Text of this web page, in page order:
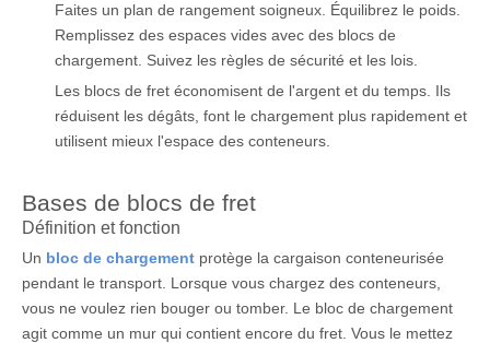
Faites un plan de rangement soigneux. Équilibrez le poids.
Remplissez des espaces vides avec des blocs de
chargement. Suivez les règles de sécurité et les lois.
Les blocs de fret économisent de l'argent et du temps. Ils
réduisent les dégâts, font le chargement plus rapidement et
utilisent mieux l'espace des conteneurs.
Bases de blocs de fret
Définition et fonction
Un bloc de chargement protège la cargaison conteneurisée
pendant le transport. Lorsque vous chargez des conteneurs,
vous ne voulez rien bouger ou tomber. Le bloc de chargement
agit comme un mur qui contient encore du fret. Vous le mettez